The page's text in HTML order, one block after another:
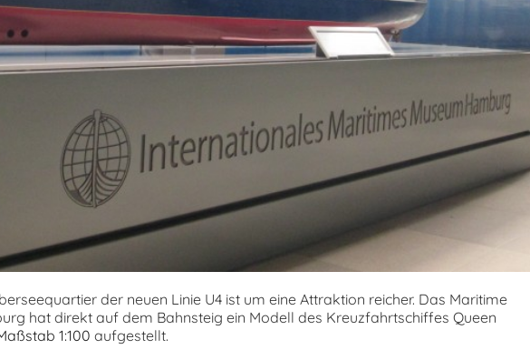
der neuen Linie U4 ist um eine Attraktion reicher. Das Maritime
hat direkt auf dem Bahnsteig ein Modell des Kreuzfahrtschiffes Queen
1:100 aufgestellt.